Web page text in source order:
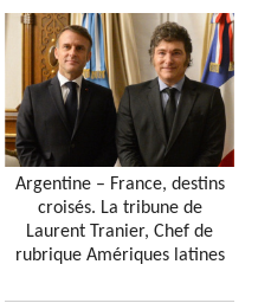
Argentine – France, destins
croisés. La tribune de
Laurent Tranier, Chef de
rubrique Amériques latines